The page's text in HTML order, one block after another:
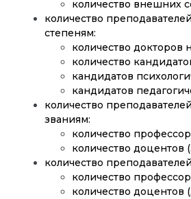
количество внешних
количество
степеням:
количество докторов
количество
кандидатов
кандидатов
количество
званиям:
количество
количество доцентов
количество
количество
количество доцентов